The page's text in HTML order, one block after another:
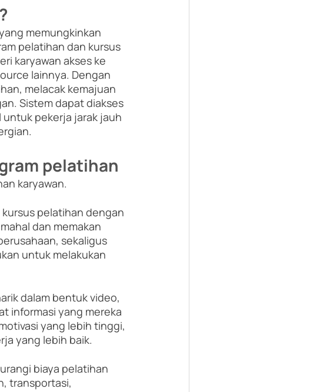
memungkinkan
pelatihan dan kursus
karyawan akses ke
lainnya. Dengan
melacak kemajuan
Sistem dapat diakses
untuk pekerja jarak jauh
pelatihan
karyawan.
pelatihan dengan
dan memakan
sekaligus
untuk melakukan
dalam bentuk video,
informasi yang mereka
yang lebih tinggi,
yang lebih baik.
biaya pelatihan
transportasi,